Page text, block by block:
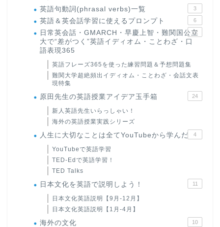
英語句動詞(phrasal verbs)一覧 3
英語＆英会話学習に使えるプロンプト 6
日常英会話・GMARCH・早慶上智・難関国公立
大で“差がつく”英語イディオム・ことわざ・口
語表現365
22
英語フレーズ365を使った練習問題＆予想問題集
難関大学超絶頻出イディオム・ことわざ・会話文表
現特集
原田先生の英語授業アイデア玉手箱 24
新人英語先生いらっしゃい！
海外の英語授業実践シリーズ
人生に大切なことは全てYouTubeから学んだ 4
YouTubeで英語学習
TED-Edで英語学習！
TED Talks
日本文化を英語で説明しよう！ 11
日本文化英語説明【9月-12月】
日本文化英語説明【1月-4月】
海外の文化 10